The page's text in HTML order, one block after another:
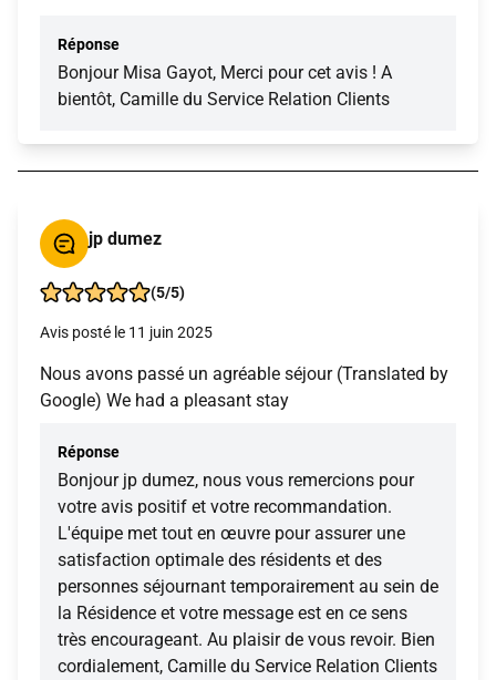
Réponse
Bonjour Misa Gayot, Merci pour cet avis ! A
bientôt, Camille du Service Relation Clients
jp dumez
(5/5)
Avis posté le 11 juin 2025
Nous avons passé un agréable séjour (Translated by
Google) We had a pleasant stay
Réponse
Bonjour jp dumez, nous vous remercions pour
votre avis positif et votre recommandation.
L'équipe met tout en œuvre pour assurer une
satisfaction optimale des résidents et des
personnes séjournant temporairement au sein de
la Résidence et votre message est en ce sens
très encourageant. Au plaisir de vous revoir. Bien
cordialement, Camille du Service Relation Clients